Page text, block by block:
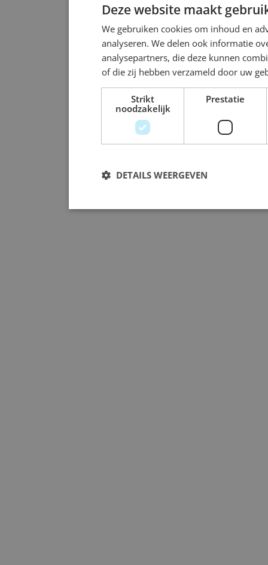
Deze website maakt
We gebruiken cookies om inhoud en
analyseren. We delen ook informatie
analysepartners, die deze kunnen
of die zij hebben verzameld door uw
Strikt
noodzakelijk
Prestatie
DETAILS WEERGEVEN